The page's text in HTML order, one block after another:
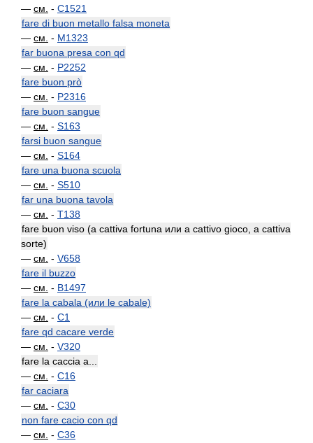
— см. - C1521
fare di buon metallo falsa moneta
— см. - M1323
far buona presa con qd
— см. - P2252
fare buon prò
— см. - P2316
fare buon sangue
— см. - S163
farsi buon sangue
— см. - S164
fare una buona scuola
— см. - S510
far una buona tavola
— см. - T138
fare buon viso (a cattiva fortuna или a cattivo gioco, a cattiva
sorte)
— см. - V658
fare il buzzo
— см. - B1497
fare la cabala (или le cabale)
— см. - C1
fare qd cacare verde
— см. - V320
fare la caccia a...
— см. - C16
far caciara
— см. - C30
non fare cacio con qd
— см. - C36